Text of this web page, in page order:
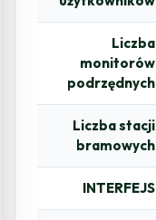
Liczba
monitorów
podrzędnych
Liczba stacji
bramowych
INTERFEJS